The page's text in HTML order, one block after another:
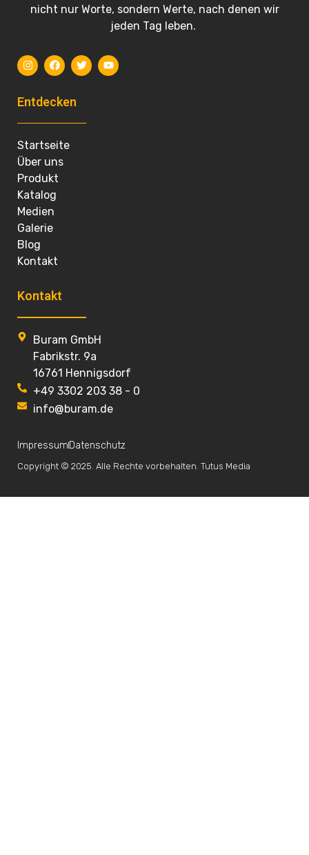
nicht nur Worte, sondern Werte, nach denen wir
jeden Tag leben.
Entdecken
Startseite
Über uns
Produkt
Katalog
Medien
Galerie
Blog
Kontakt
Kontakt
Buram GmbH
Fabrikstr. 9a
16761 Hennigsdorf
+49 3302 203 38 - 0
info@buram.de
Impressum Datenschutz
Copyright © 2025. Alle Rechte vorbehalten. Tutus Media